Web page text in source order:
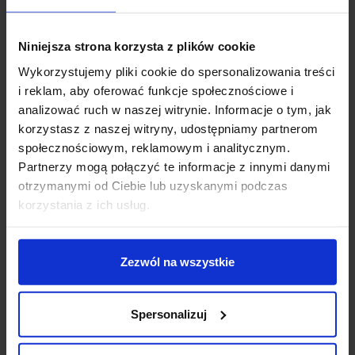
Niniejsza strona korzysta z plików cookie
Wykorzystujemy pliki cookie do spersonalizowania treści
i reklam, aby oferować funkcje społecznościowe i
analizować ruch w naszej witrynie. Informacje o tym, jak
korzystasz z naszej witryny, udostępniamy partnerom
społecznościowym, reklamowym i analitycznym.
Partnerzy mogą połączyć te informacje z innymi danymi
otrzymanymi od Ciebie lub uzyskanymi podczas
korzystania z ich usług.
Zezwól na wszystkie
Spersonalizuj
możliwość dowolnego ustawienia reflektorka w dwóch
w układzie góra/dół (do 90º), co pozwala skierować
strumień światła w najbardziej pożądany punkt lub
miejsce.
Parametry techniczne:
Źródło światłaLED
Moc12W
Zasilanie230V
Barwa światła3000K biała, ciepła
CRI80
Wysokość całkowita15 cm
Kolorbiały, czarny
REDLUX
Informacje dodatkowe: